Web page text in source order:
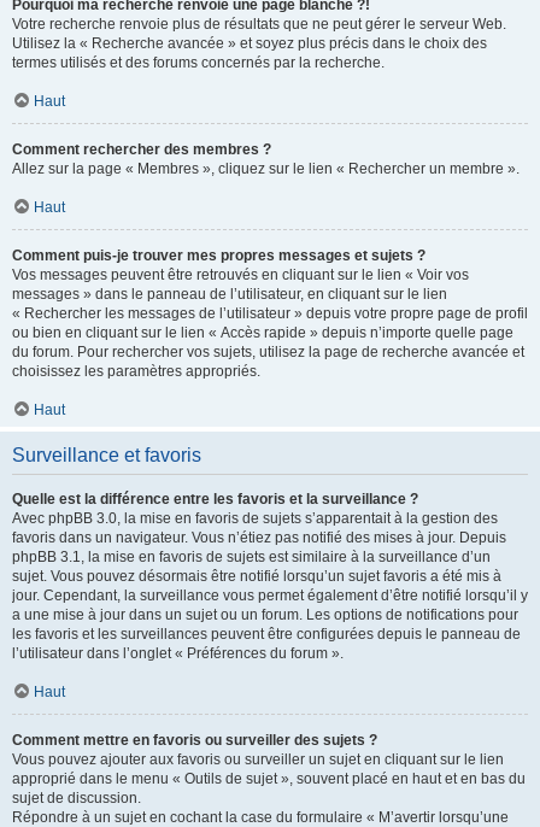
Pourquoi ma recherche renvoie une page blanche ?!
Votre recherche renvoie plus de résultats que ne peut gérer le serveur Web.
Utilisez la « Recherche avancée » et soyez plus précis dans le choix des
termes utilisés et des forums concernés par la recherche.
Haut
Comment rechercher des membres ?
Allez sur la page « Membres », cliquez sur le lien « Rechercher un membre ».
Haut
Comment puis-je trouver mes propres messages et sujets ?
Vos messages peuvent être retrouvés en cliquant sur le lien « Voir vos
messages » dans le panneau de l’utilisateur, en cliquant sur le lien
« Rechercher les messages de l’utilisateur » depuis votre propre page de profil
ou bien en cliquant sur le lien « Accès rapide » depuis n’importe quelle page
du forum. Pour rechercher vos sujets, utilisez la page de recherche avancée et
choisissez les paramètres appropriés.
Haut
Surveillance et favoris
Quelle est la différence entre les favoris et la surveillance ?
Avec phpBB 3.0, la mise en favoris de sujets s’apparentait à la gestion des
favoris dans un navigateur. Vous n’étiez pas notifié des mises à jour. Depuis
phpBB 3.1, la mise en favoris de sujets est similaire à la surveillance d’un
sujet. Vous pouvez désormais être notifié lorsqu’un sujet favoris a été mis à
jour. Cependant, la surveillance vous permet également d’être notifié lorsqu’il y
a une mise à jour dans un sujet ou un forum. Les options de notifications pour
les favoris et les surveillances peuvent être configurées depuis le panneau de
l’utilisateur dans l’onglet « Préférences du forum ».
Haut
Comment mettre en favoris ou surveiller des sujets ?
Vous pouvez ajouter aux favoris ou surveiller un sujet en cliquant sur le lien
approprié dans le menu « Outils de sujet », souvent placé en haut et en bas du
sujet de discussion.
Répondre à un sujet en cochant la case du formulaire « M’avertir lorsqu’une